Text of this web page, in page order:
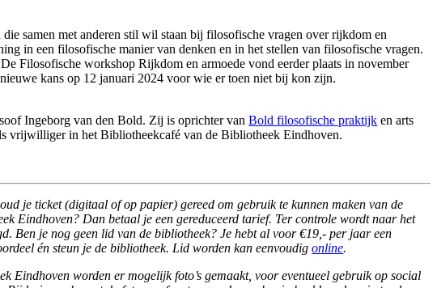
samen met anderen stil wil staan bij filosofische vragen over rijkdom en
in een filosofische manier van denken en in het stellen van filosofische vragen.
Filosofische workshop Rijkdom en armoede vond eerder plaats in november
kans op 12 januari 2024 voor wie er toen niet bij kon zijn.
Ingeborg van den Bold. Zij is oprichter vanBold filosofische praktijk en arts
vrijwilliger in het Bibliotheekcafé van de Bibliotheek Eindhoven.
je ticket (digitaal of op papier) gereed om gebruik te kunnen maken van de
Eindhoven? Dan betaal je een gereduceerd tarief. Ter controle wordt naar het
Ben je nog geen lid van de bibliotheek? Je hebt al voor €19,- per jaar een
én steun je de bibliotheek. Lid worden kan eenvoudigonline.
Eindhoven worden er mogelijk foto’s gemaakt, voor eventueel gebruik op social